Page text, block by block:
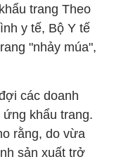
trang Theo
y tế, Bộ Y tế
"nhảy múa",
các doanh
khẩu trang.
rằng, do vừa
sản xuất trở